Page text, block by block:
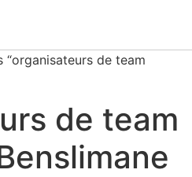
de team
de team